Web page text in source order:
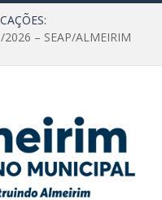
2026 – SEAP/ALMEIRIM